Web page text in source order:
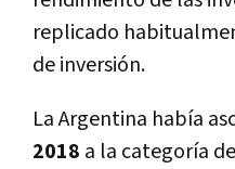
replicado
de inversión.
La Argentina había
2018 a la categoría